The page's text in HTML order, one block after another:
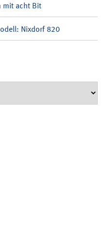
mit acht Bit
Nixdorf 820